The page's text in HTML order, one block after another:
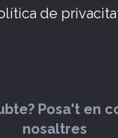
de
Posa't en
nosaltres